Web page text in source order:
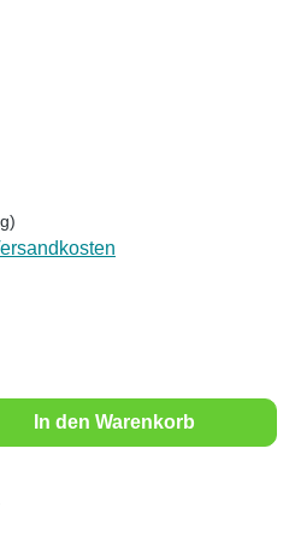
den gewünschten
In den Warenkorb